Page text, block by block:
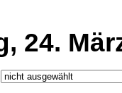
24.